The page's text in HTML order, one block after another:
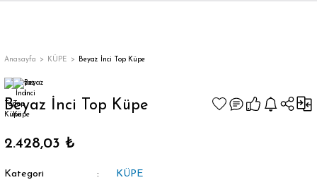
Anasayfa KÜPE Beyaz İnci Top Küpe
Beyaz İnci Top Küpe
2.428,03 ₺
Kategori
KÜPE